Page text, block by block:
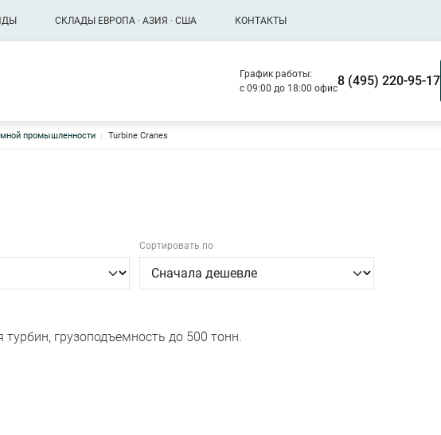
СКЛАДЫ ЕВРОПА · АЗИЯ · США КОНТАКТЫ
График работы:
с 09:00 до 18:00 офис8 (495) 220-95-17
промышленности Turbine Cranes
Сортировать по
грузоподъемность до 500 тонн.